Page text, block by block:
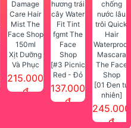
Xịt Dưỡng
Và Phục
Hồi Tóc
Essential
215.000
đ
[#3 Picnic
Red - Đỏ
cam] Son
137.000
đ
[01 Đen tự
nhiên]
Mascara
che phủ
245.000
đ